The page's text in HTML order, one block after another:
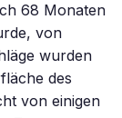
68 Monaten
von
wurden
des
von einigen